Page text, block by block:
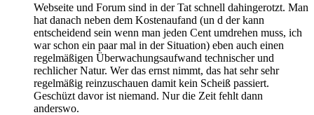
Webseite und Forum sind in der Tat schnell dahingerotzt. Man
hat danach neben dem Kostenaufand (un d der kann
entscheidend sein wenn man jeden Cent umdrehen muss, ich
war schon ein paar mal in der Situation) eben auch einen
regelmäßigen Überwachungsaufwand technischer und
rechlicher Natur. Wer das ernst nimmt, das hat sehr sehr
regelmäßig reinzuschauen damit kein Scheiß passiert.
Geschüzt davor ist niemand. Nur die Zeit fehlt dann
anderswo.